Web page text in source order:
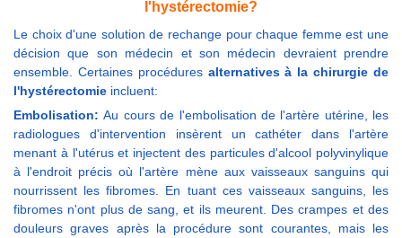
l'hystérectomie?
Le choix d'une solution de rechange pour chaque femme est une
décision que son médecin et son médecin devraient prendre
ensemble. Certaines procédures alternatives à la chirurgie de
l'hystérectomie incluent:
Embolisation:Au cours de l'embolisation de l'artère utérine, les
radiologues d'intervention insèrent un cathéter dans l'artère
menant à l'utérus et injectent des particules d'alcool polyvinylique
à l'endroit précis où l'artère mène aux vaisseaux sanguins qui
nourrissent les fibromes. En tuant ces vaisseaux sanguins, les
fibromes n'ont plus de sang, et ils meurent. Des crampes et des
douleurs graves après la procédure sont courantes, mais les